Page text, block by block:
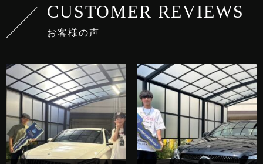
CUSTOMER REVIEWS
お客様の声